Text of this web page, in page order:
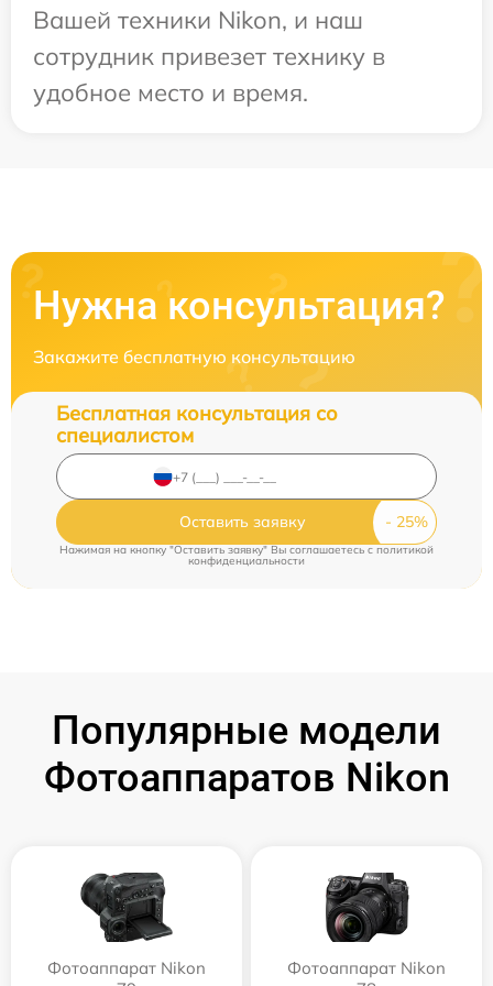
Вашей техники Nikon, и наш
сотрудник привезет технику в
удобное место и время.
Нужна консультация?
Закажите бесплатную консультацию
Бесплатная консультация со
специалистом
Оставить заявку
Нажимая на кнопку "Оставить заявку" Вы соглашаетесь cполитикой
конфиденциальности
Популярные модели
Фотоаппаратов Nikon
Фотоаппарат Nikon
Фотоаппарат Nikon